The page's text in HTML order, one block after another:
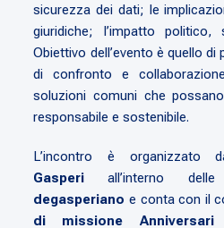
sicurezza dei dati; le
giuridiche; l’impatto
Obiettivo dell’evento è quello di
di confronto e
soluzioni comuni che possano
responsabile e sostenibile.
L’incontro è organizzato
Gasperi all’interno delle
degasperianoe conta con il
di missione Anniversari